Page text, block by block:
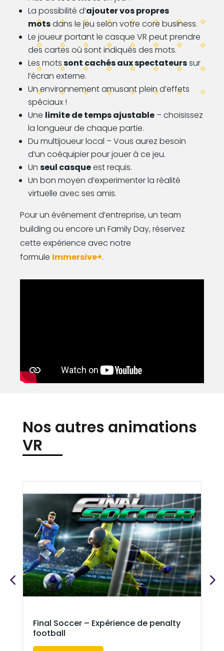
La possibilité d’ajouter vos propres
motsdans le jeu selon votre core business.
Le joueur portant le casque VR peut prendre
des cartes où sont indiqués des mots.
Les motssont cachés aux spectateurssur
l’écran externe.
Un environnement amusant plein d’effets
spéciaux !
Une limite de temps ajustable – choisissez
la longueur de chaque partie.
Du multijoueur local – Vous aurez besoin
d’un coéquipier pour jouer à ce jeu.
Un seul casqueest requis.
Un bon moyen d’experimenter la réalité
virtuelle avec ses amis.
Pour un événement d’entreprise, un team
building ou encore un Family Day, réservez
cette expérience avec notre
formule Immersive+.
Nos autres animations
VR
Final Soccer – Expérience de penalty
football